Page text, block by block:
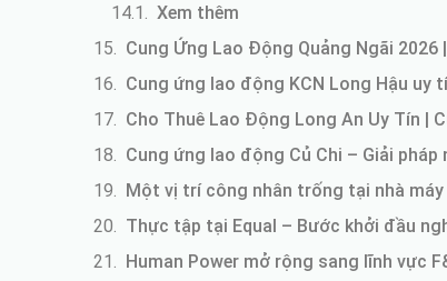
Xem thêm
Cung Ứng Lao Động Quảng Ngãi 2026
Cung ứng lao động KCN Long Hậu uy
Cho Thuê Lao Động Long An Uy Tín |
Cung ứng lao động Củ Chi – Giải
Một vị trí công nhân trống tại nhà
Thực tập tại Equal – Bước khởi đầu
Human Power mở rộng sang lĩnh vực